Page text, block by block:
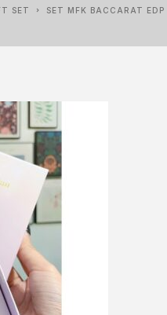
SET SET MFK BACCARAT